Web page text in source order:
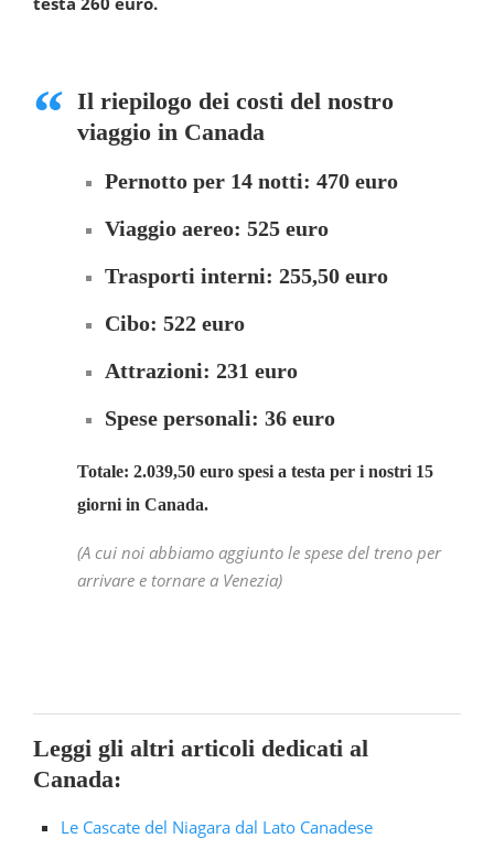
Il riepilogo dei costi del nostro
viaggio in Canada
Pernotto per 14 notti: 470 euro
Viaggio aereo: 525 euro
Trasporti interni: 255,50 euro
Cibo: 522 euro
Attrazioni: 231 euro
Spese personali: 36 euro
Totale: 2.039,50 euro spesi a testa per inostri 15
giorni in Canada.
(A cui noi abbiamo aggiunto le spese del treno per
arrivare e tornare a Venezia)
Leggi gli altri articoli dedicati al
Canada:
Le Cascate del Niagara dal Lato Canadese